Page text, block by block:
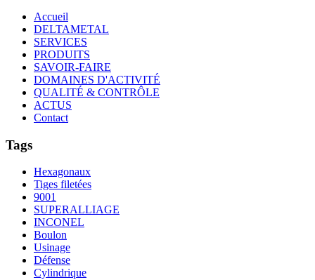
Accueil
DELTAMETAL
SERVICES
PRODUITS
SAVOIR-FAIRE
DOMAINES D'ACTIVITÉ
QUALITÉ & CONTRÔLE
ACTUS
Contact
Tags
Hexagonaux
Tiges filetées
9001
SUPERALLIAGE
INCONEL
Boulon
Usinage
Défense
Cylindrique